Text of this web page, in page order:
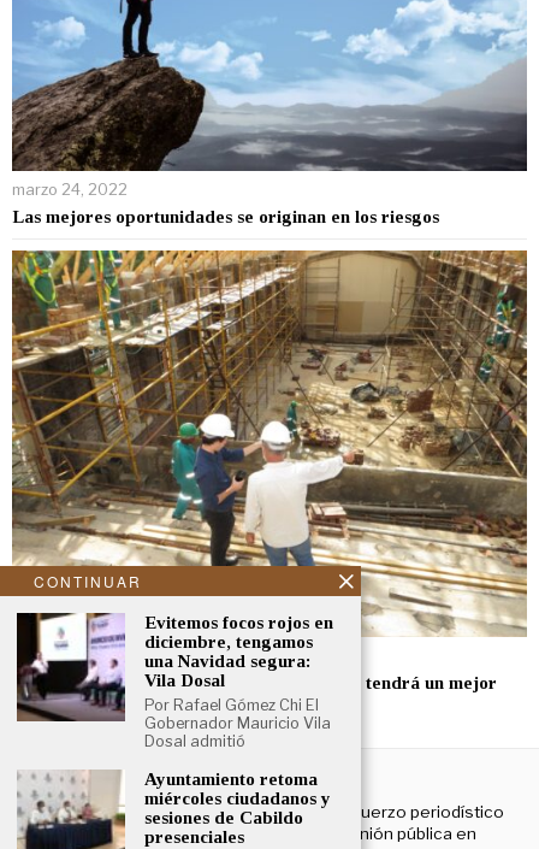
marzo 24, 2022
Las mejores oportunidades se originan en los riesgos
junio 1, 2021
Con audacia, la industria de la construcción tendrá un mejor
futuro
NOSOTROS
El Cronista Yucatán es un esfuerzo periodístico
enfocado a contribuir a la opinión pública en
CONTINUAR
Evitemos focos rojos en
diciembre, tengamos
una Navidad segura:
Vila Dosal
Por Rafael Gómez Chi El
Gobernador Mauricio Vila
Dosal admitió
Ayuntamiento retoma
miércoles ciudadanos y
sesiones de Cabildo
presenciales